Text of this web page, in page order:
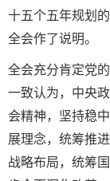
十五个五年规划
全会作了说明。
全会充分肯定党
一致认为，中央
会精神，坚持稳
展理念，统筹推
战略布局，统筹